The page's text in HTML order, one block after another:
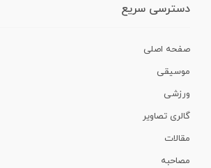
دسترسی سریع
صفحه اصلی
موسیقی
ورزشی
گالری تصاویر
مقالات
مصاحبه